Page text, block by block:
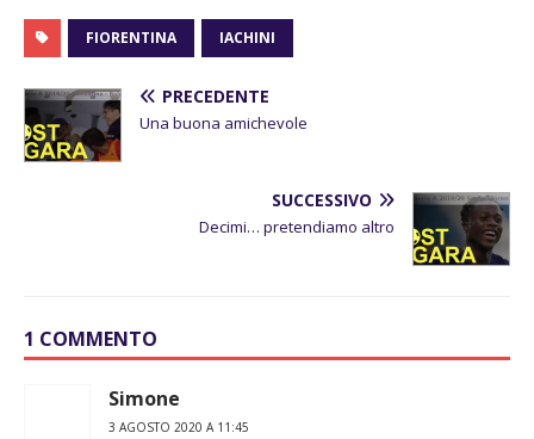
FIORENTINA IACHINI
PRECEDENTE
Una buona amichevole
SUCCESSIVO
Decimi… pretendiamo altro
1 COMMENTO
Simone
3 AGOSTO 2020 A 11:45